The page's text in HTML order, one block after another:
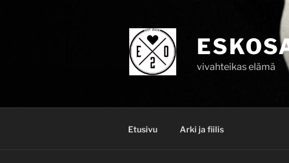
vivahteikas elämä
Etusivu Arki ja fiilis